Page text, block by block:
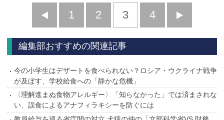
前
へ
1 2 3 4
へ
編集部おすすめの関連記事
今の小学生はデザートを食べられない？ロシア・ウクライナ戦争
が及ぼす、学校給食への「静かな危機」
〈理解進まぬ食物アレルギー〉「知らなかった」では済まされな
い、誤食によるアナフィラキシーを防ぐには